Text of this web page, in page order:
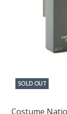
SOLD OUT
Costume